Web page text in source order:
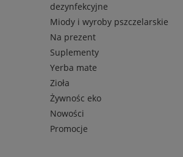
dezynfekcyjne
Miody i wyroby pszczelarskie
Na prezent
Suplementy
Yerba mate
Zioła
Żywnośc eko
Nowości
Promocje